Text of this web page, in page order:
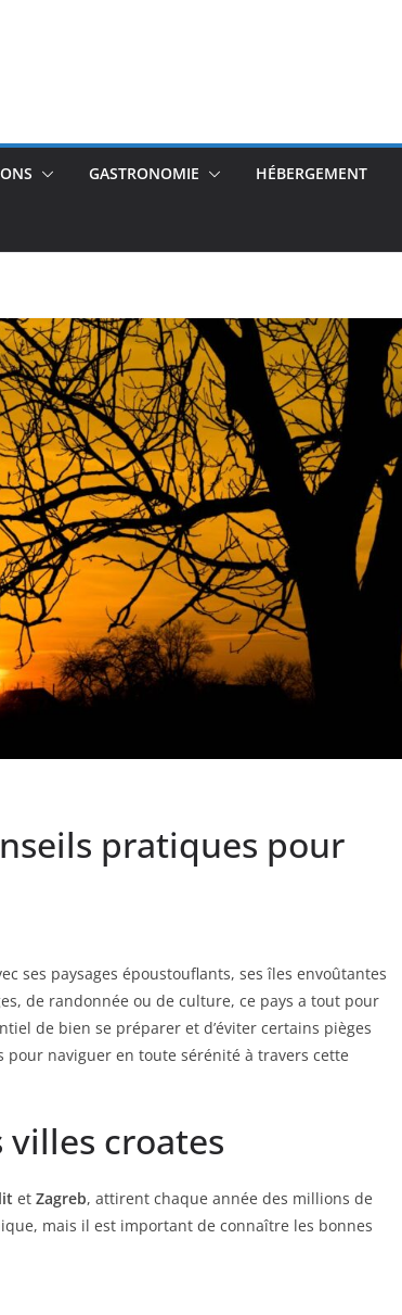
GASTRONOMIE HÉBERGEMENT
pratiques pour
ses paysages époustouflants, ses îles envoûtantes
de randonnée ou de culture, ce pays a tout pour
de bien se préparer et d’éviter certains pièges
naviguer en toute sérénité à travers cette
croates
et Zagreb, attirent chaque année des millions de
mais il est important de connaître les bonnes